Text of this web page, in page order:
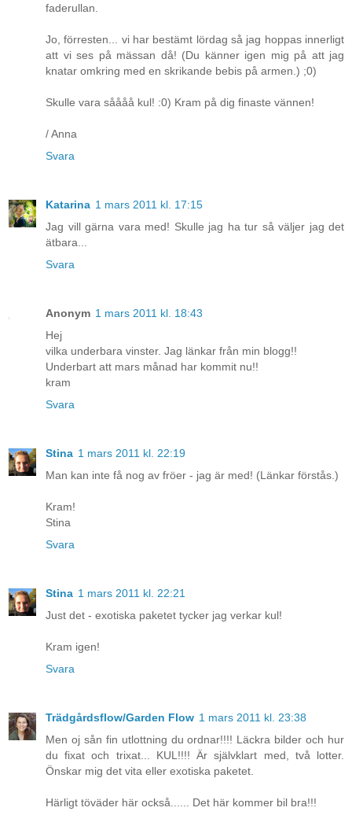
faderullan.
Jo, förresten... vi har bestämt lördag så jag hoppas innerligt
att vi ses på mässan då! (Du känner igen mig på att jag
knatar omkring med en skrikande bebis på armen.) ;0)
Skulle vara såååå kul! :0) Kram på dig finaste vännen!
/ Anna
Svara
Katarina 1 mars 2011 kl. 17:15
Jag vill gärna vara med! Skulle jag ha tur så väljer jag det
ätbara...
Svara
Anonym 1 mars 2011 kl. 18:43
Hej
vilka underbara vinster. Jag länkar från min blogg!!
Underbart att mars månad har kommit nu!!
kram
Svara
Stina 1 mars 2011 kl. 22:19
Man kan inte få nog av fröer - jag är med! (Länkar förstås.)
Kram!
Stina
Svara
Stina 1 mars 2011 kl. 22:21
Just det - exotiska paketet tycker jag verkar kul!
Kram igen!
Svara
Trädgårdsflow/Garden Flow 1 mars 2011 kl. 23:38
Men oj sån fin utlottning du ordnar!!!! Läckra bilder och hur
du fixat och trixat... KUL!!!! Är självklart med, två lotter.
Önskar mig det vita eller exotiska paketet.
Härligt töväder här också...... Det här kommer bil bra!!!